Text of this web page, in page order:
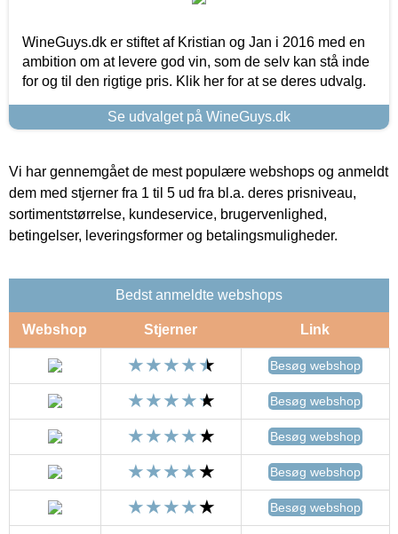
WineGuys.dk er stiftet af Kristian og Jan i 2016 med en
ambition om at levere god vin, som de selv kan stå inde
for og til den rigtige pris. Klik her for at se deres udvalg.
Se udvalget på WineGuys.dk
Vi har gennemgået de mest populære webshops og anmeldt
dem med stjerner fra 1 til 5 ud fra bl.a. deres prisniveau,
sortimentstørrelse, kundeservice, brugervenlighed,
betingelser, leveringsformer og betalingsmuligheder.
Bedst anmeldte webshops
Webshop Stjerner Link
Besøg webshop
Besøg webshop
Besøg webshop
Besøg webshop
Besøg webshop